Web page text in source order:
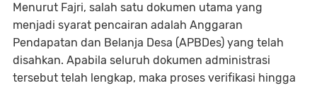
Menurut Fajri, salah satu dokumen utama yang
menjadi syarat pencairan adalah Anggaran
Pendapatan dan Belanja Desa (APBDes) yang telah
disahkan. Apabila seluruh dokumen administrasi
tersebut telah lengkap, maka proses verifikasi hingga